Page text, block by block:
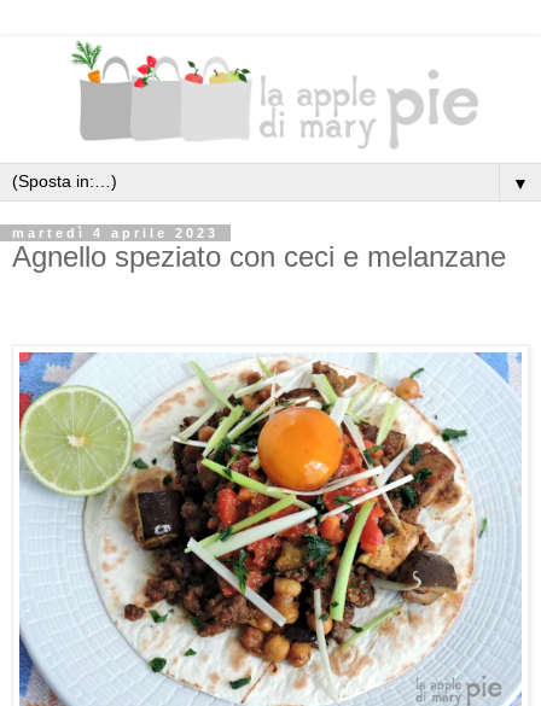
▼
martedì 4 aprile 2023
Agnello speziato con ceci e melanzane